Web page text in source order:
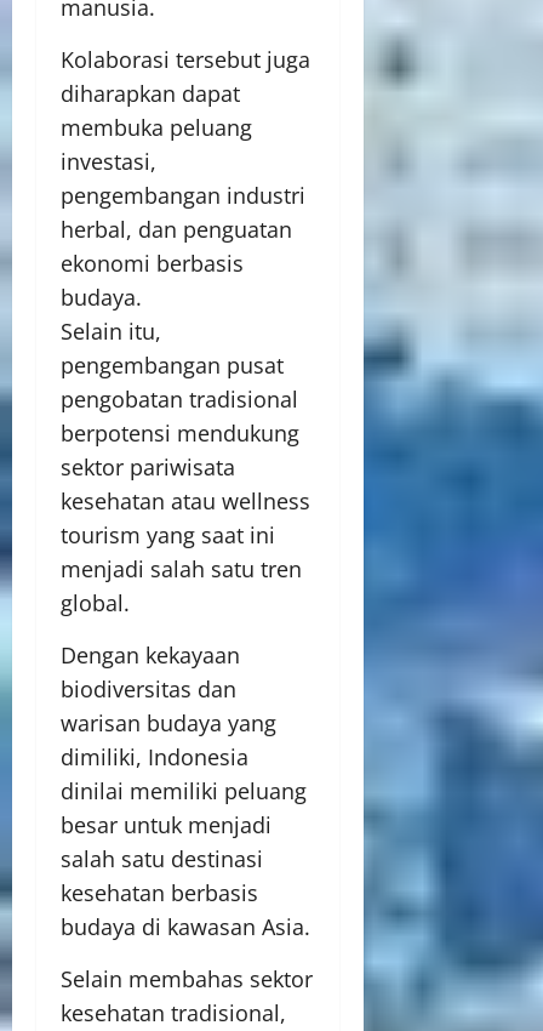
manusia.
Kolaborasi tersebut juga
diharapkan dapat
membuka peluang
investasi,
pengembangan industri
herbal, dan penguatan
ekonomi berbasis
budaya.
Selain itu,
pengembangan pusat
pengobatan tradisional
berpotensi mendukung
sektor pariwisata
kesehatan atau wellness
tourism yang saat ini
menjadi salah satu tren
global.
Dengan kekayaan
biodiversitas dan
warisan budaya yang
dimiliki, Indonesia
dinilai memiliki peluang
besar untuk menjadi
salah satu destinasi
kesehatan berbasis
budaya di kawasan Asia.
Selain membahas sektor
kesehatan tradisional,